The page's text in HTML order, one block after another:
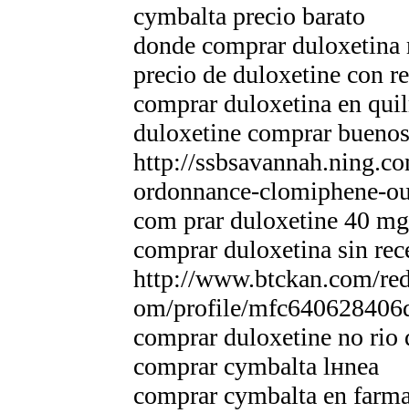
cymbalta precio barato
donde comprar duloxetina
precio de duloxetine con
comprar duloxetina en
duloxetine comprar
http://
ordonnance-clomiphene-
com prar duloxetine 40
comprar duloxetina sin
http://www.btckan.com/
om/profile/
comprar duloxetine no rio
comprar cymbalta lнnea
comprar cymbalta en